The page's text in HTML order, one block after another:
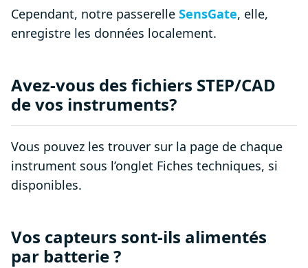
Cependant, notre passerelle SensGate, elle,
enregistre les données localement.
Avez-vous des fichiers STEP/CAD
de vos instruments?
Vous pouvez les trouver sur la page de chaque
instrument sous l’onglet Fiches techniques, si
disponibles.
Vos capteurs sont-ils alimentés
par batterie ?